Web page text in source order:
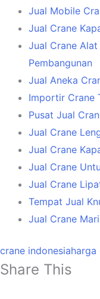
Jual Mobile
Jual Crane
Jual Crane
Pembangunan
Jual Aneka
Importir Crane
Pusat Jual
Jual Crane
Jual Crane
Jual Crane
Jual Crane
Tempat Jual
Jual Crane
crane indonesiaharga
Share This